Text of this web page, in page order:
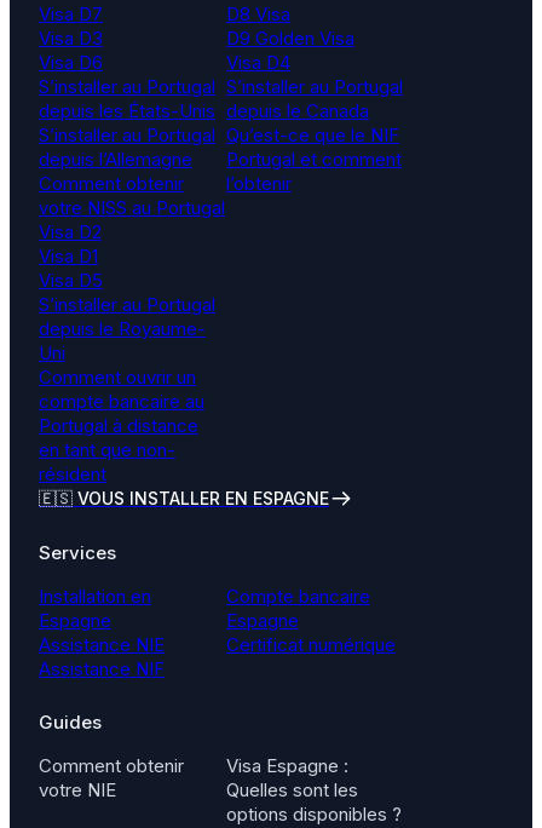
Visa D7
Visa D3
Visa D6
S’installer au Portugal
depuis les États-Unis
S’installer au Portugal
depuis l’Allemagne
Comment obtenir
votre NISS au Portugal
D8 Visa
D9 Golden Visa
Visa D4
S’installer au Portugal
depuis le Canada
Qu’est-ce que le NIF
Portugal et comment
l’obtenir
Visa D2
Visa D1
Visa D5
S’installer au Portugal
depuis le Royaume-
Uni
Comment ouvrir un
compte bancaire au
Portugal à distance
en tant que non-
résident
🇪🇸 VOUS INSTALLER EN ESPAGNE
Services
Installation en
Espagne
Assistance NIE
Assistance NIF
Compte bancaire
Espagne
Certificat numérique
Guides
Comment obtenir
votre NIE
Visa Espagne :
Quelles sont les
options disponibles ?